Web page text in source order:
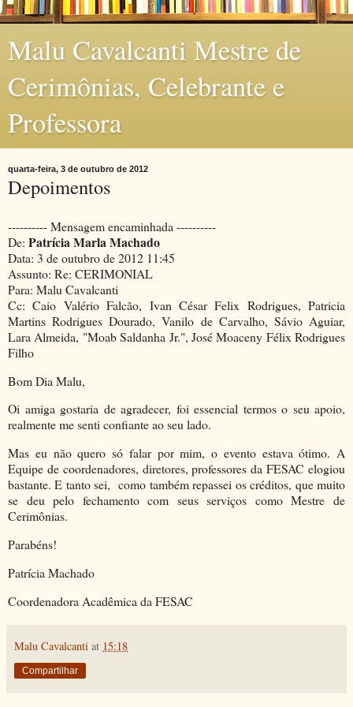
Malu Cavalcanti Mestre de
Cerimônias, Celebrante e
Professora
quarta-feira, 3 de outubro de 2012
Depoimentos
---------- Mensagem encaminhada ----------
De: Patrícia Marla Machado
Data: 3 de outubro de 2012 11:45
Assunto: Re: CERIMONIAL
Para: Malu Cavalcanti
Cc: Caio Valério Falcão, Ivan César Felix Rodrigues, Patricia
Martins Rodrigues Dourado, Vanilo de Carvalho, Sávio Aguiar,
Lara Almeida, "Moab Saldanha Jr.", José Moaceny Félix Rodrigues
Filho
Bom Dia Malu,
Oi amiga gostaria de agradecer, foi essencial termos o seu apoio,
realmente me senti confiante ao seu lado.
Mas eu não quero só falar por mim, o evento estava ótimo. A
Equipe de coordenadores, diretores, professores da FESAC elogiou
bastante. E tanto sei, como também repassei os créditos, que muito
se deu pelo fechamento com seus serviços como Mestre de
Cerimônias.
Parabéns!
Patrícia Machado
Coordenadora Acadêmica da FESAC
Malu Cavalcanti at 15:18
Compartilhar